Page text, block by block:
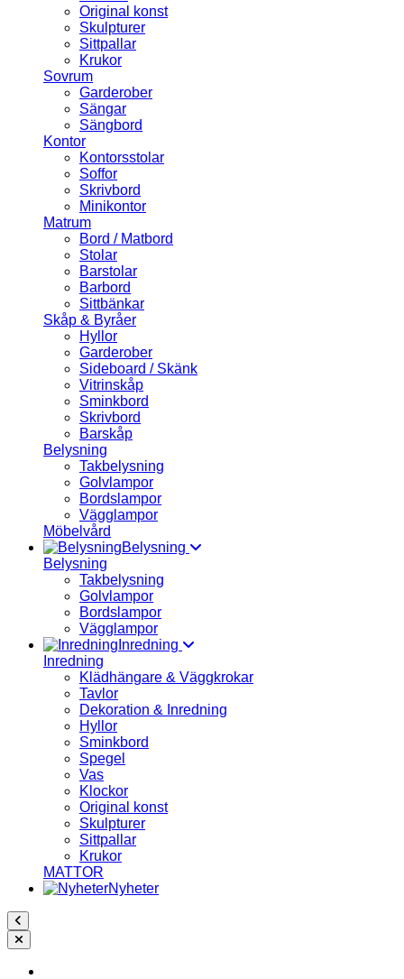
Original konst
Skulpturer
Sittpallar
Krukor
Sovrum
Garderober
Sängar
Sängbord
Kontor
Kontorsstolar
Soffor
Skrivbord
Minikontor
Matrum
Bord / Matbord
Stolar
Barstolar
Barbord
Sittbänkar
Skåp & Byråer
Hyllor
Garderober
Sideboard / Skänk
Vitrinskåp
Sminkbord
Skrivbord
Barskåp
Belysning
Takbelysning
Golvlampor
Bordslampor
Vägglampor
Möbelvård
Belysning
Belysning
Takbelysning
Golvlampor
Bordslampor
Vägglampor
Inredning
Inredning
Klädhängare & Väggkrokar
Tavlor
Dekoration & Inredning
Hyllor
Sminkbord
Spegel
Vas
Klockor
Original konst
Skulpturer
Sittpallar
Krukor
MATTOR
Nyheter